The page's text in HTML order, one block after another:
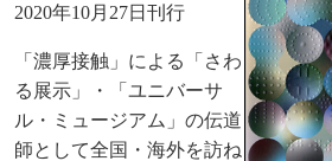
2020年10月27日刊行
「濃厚接触」による「さわ
る展示」・「ユニバーサ
ル・ミュージアム」の伝道
師として全国・海外を訪ね